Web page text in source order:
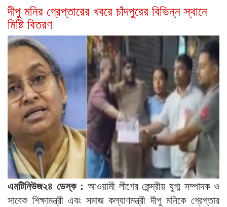
দীপু মনির গ্রেপ্তারের খবরে চাঁদপুরের বিভিন্ন স্থানে
মিষ্টি বিতরণ
এমটিনিউজ২৪ ডেস্ক : আওয়ামী লীগের কেন্দ্রীয় যুগ্ম সম্পাদক ও
সাবেক শিক্ষামন্ত্রী এবং সমাজ কল্যাণমন্ত্রী দীপু মনিকে গ্রেপ্তার